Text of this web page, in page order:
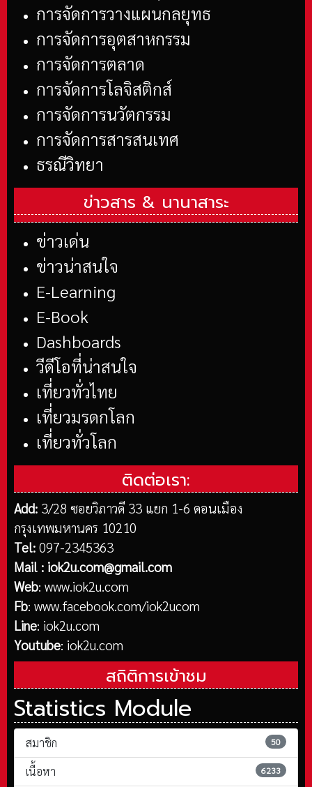
การจัดการวางแผนกลยุทธ
การจัดการอุตสาหกรรม
การจัดการตลาด
การจัดการโลจิสติกส์
การจัดการนวัตกรรม
การจัดการสารสนเทศ
ธรณีวิทยา
ข่าวสาร & นานาสาระ
ข่าวเด่น
ข่าวน่าสนใจ
E-Learning
E-Book
Dashboards
วีดีโอที่น่าสนใจ
เที่ยวทั่วไทย
เที่ยวมรดกโลก
เที่ยวทั่วโลก
ติดต่อเรา:
Add: 3/28 ซอยวิภาวดี 33 แยก 1-6 ดอนเมือง
กรุงเทพมหานคร 10210
Tel: 097-2345363
Mail : iok2u.com@gmail.com
Web: www.iok2u.com
Fb: www.facebook.com/iok2ucom
Line: iok2u.com
Youtube: iok2u.com
สถิติการเข้าชม
Statistics Module
สมาชิก 50
เนื้อหา 6233